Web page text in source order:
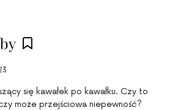
się kawałek po kawałku. Czy to
może przejściowa niepewność?